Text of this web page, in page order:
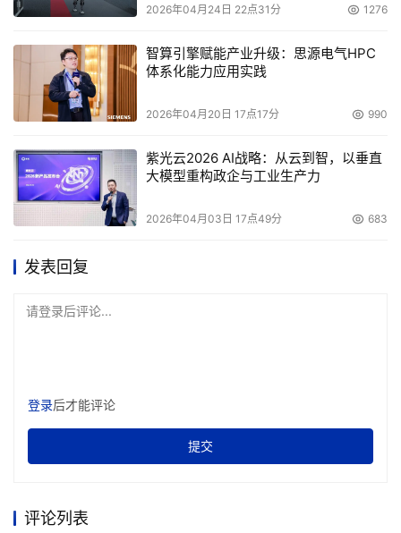
2026年04月24日 22点31分 1276
智算引擎赋能产业升级：思源电气HPC
体系化能力应用实践
2026年04月20日 17点17分 990
紫光云2026 AI战略：从云到智，以垂直
大模型重构政企与工业生产力
2026年04月03日 17点49分 683
发表回复
请登录后评论...
登录后才能评论
提交
评论列表